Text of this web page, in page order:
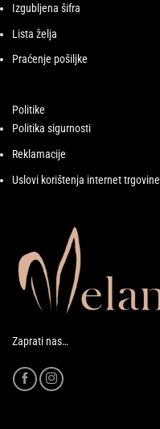
Izgubljena šifra
Lista želja
Praćenje pošiljke
Politike
Politika sigurnosti
Reklamacije
Uslovi korištenja internet trgovine
Zaprati nas…